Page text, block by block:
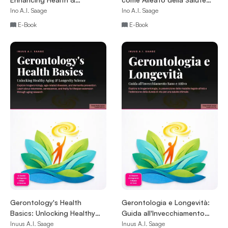
Reducing the Risk of
Chronic Disease
Ino A.I. Saage
E-Book
Metabolica
Ino A.I. Saage
E-Book
Gerontology's Health
Basics: Unlocking Healthy
Aging & Longevity Science
Inuus A.I. Saage
Gerontologia e Longevità:
Guida all'Invecchiamento
Sano e Attivo
Inuus A.I. Saage